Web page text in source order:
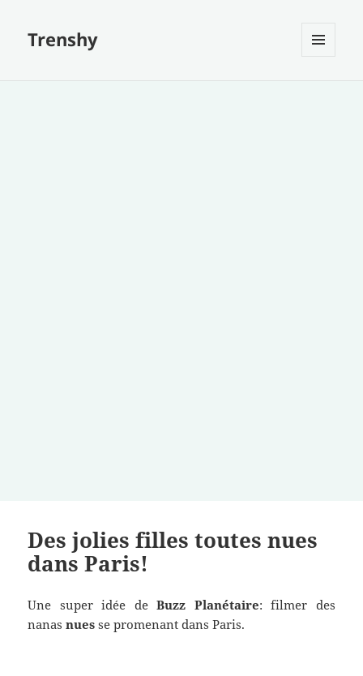
Trenshy
Des jolies filles toutes nues
dans Paris!
Une super idée deBuzz Planétaire: filmer des
nanasnues se promenant dans Paris.